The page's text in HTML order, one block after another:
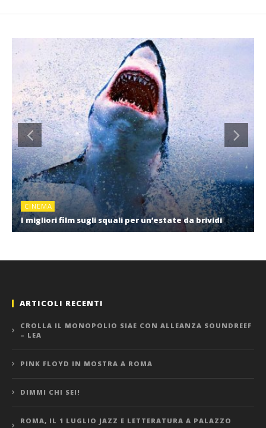
CINEMA
I migliori film sugli squali per un’estate da brividi
ARTICOLI RECENTI
CROLLA IL MONOPOLIO SIAE CON ALLEANZA SOUNDREEF
– LEA
PINK FLOYD IN MOSTRA A ROMA
DIMMI CHI SEI!
ROMA, IL 1 LUGLIO JAZZ E LETTERATURA A PALAZZO